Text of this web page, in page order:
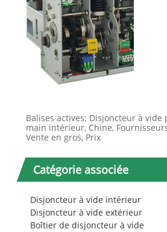
Balises actives: Disjoncteur à vide
main intérieur, Chine,
Vente en gros, Prix
Catégorie associée
Disjoncteur à vide intérieur
Disjoncteur à vide extérieur
Boîtier de disjoncteur à vide